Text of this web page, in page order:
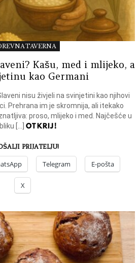
TAVERNA
Kašu, med i mlijeko, a
kao Germani
nisu živjeli na svinjetini kao njihovi
Prehrana im je skromnija, ali itekako
proso, mlijeko i med. Najčešće u
[…] OTKRIJ!
PRIJATELJU!
Telegram E-pošta
X